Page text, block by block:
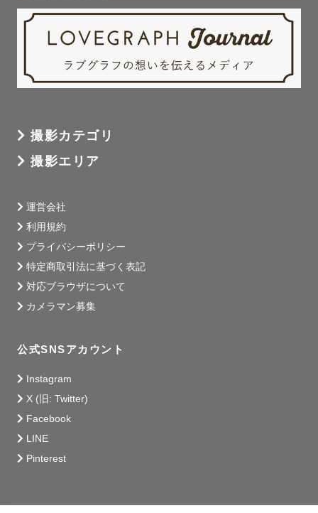
撮影カテゴリ
撮影エリア
運営会社
利用規約
プライバシーポリシー
特定商取引法に基づく表記
対応ブラウザについて
カメラマン募集
公式SNSアカウント
Instagram
X (旧: Twitter)
Facebook
LINE
Pinterest